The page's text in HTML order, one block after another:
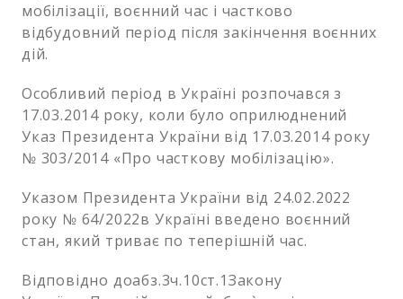
мобілізації, воєнний час і частково
відбудовний період після закінчення воєнних
дій.
Особливий період в Україні розпочався з
17.03.2014 року, коли було оприлюднений
Указ Президента України від 17.03.2014 року
№ 303/2014 «Про часткову мобілізацію».
Указом Президента України від 24.02.2022
року № 64/2022в Україні введено воєнний
стан, який триває по теперішній час.
Відповідно доабз.3ч.10ст.1Закону